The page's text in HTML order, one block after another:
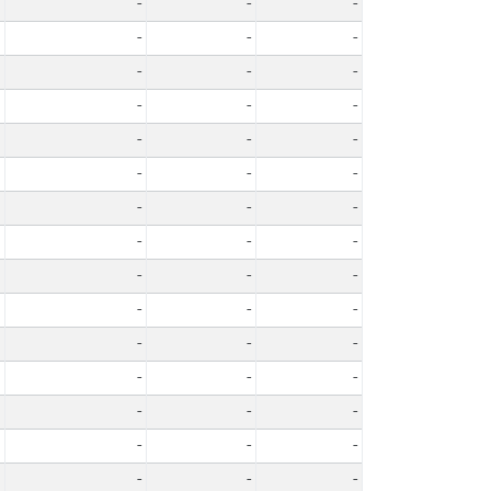
- -
-
- -
-
- -
-
- -
-
- -
-
- -
-
- -
-
- -
-
- -
-
- -
-
- -
-
- -
-
- -
-
- -
-